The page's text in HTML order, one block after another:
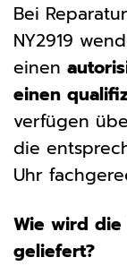
Bei
NY2919
einen
einen
verfügen
die
Uhr
Wie wird die
geliefert?